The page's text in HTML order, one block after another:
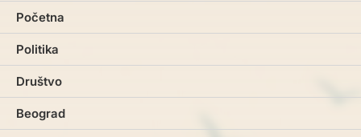
Početna
Politika
Društvo
Beograd